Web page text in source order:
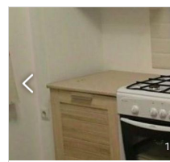
1